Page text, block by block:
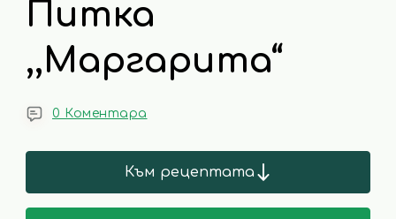
Питка
,,Маргарита“
0 Коментара
Към рецептата